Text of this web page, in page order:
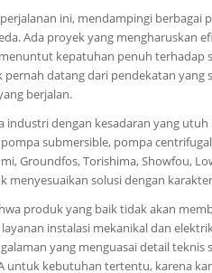
ini, mendampingi berbagai
Ada proyek yang mengharuskan
kepatuhan penuh terhadap
datang dari pendekatan yang
berjalan.
industri dengan kesadaran yang
submersible, pompa
Groundfos, Torishima, Showfou,
menyesuaikan solusi dengan
produk yang baik tidak akan
instalasi mekanikal dan
yang menguasai detail
untuk kebutuhan tertentu, karena